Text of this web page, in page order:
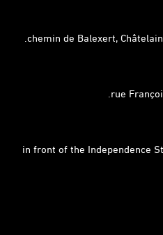
in front of the Independence